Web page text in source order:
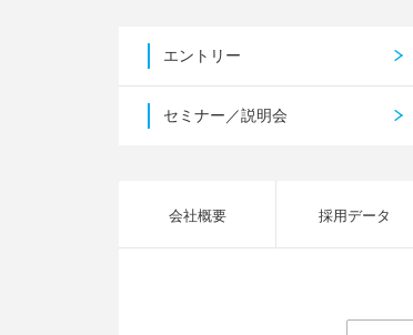
エントリー
セミナー／説明会
会社概要 採用データ